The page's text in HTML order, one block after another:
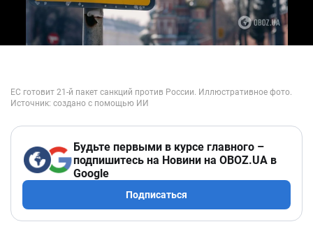
Будьте первыми в курсе главного –
подпишитесь на Новини на OBOZ.UA в
Google
Подписаться